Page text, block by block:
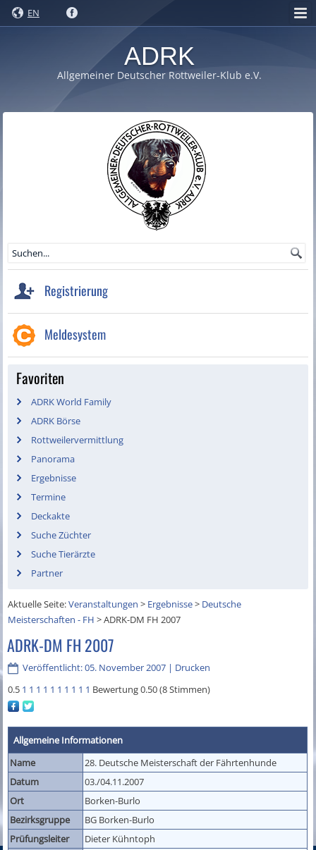
EN
ADRK
Allgemeiner Deutscher Rottweiler-Klub e.V.
Registrierung
Meldesystem
Favoriten
ADRK World Family
ADRK Börse
Rottweilervermittlung
Panorama
Ergebnisse
Termine
Deckakte
Suche Züchter
Suche Tierärzte
Partner
Aktuelle Seite:Veranstaltungen > Ergebnisse> Deutsche
Meisterschaften - FH >ADRK-DM FH 2007
ADRK-DM FH 2007
Veröffentlicht: 05. November 2007 | Drucken
0.5 1 1 1 1 1 1 1 1 1 1 Bewertung 0.50 (8 Stimmen)
Allgemeine Informationen
Name
28. Deutsche Meisterschaft der Fährtenhunde
Datum
03./04.11.2007
Ort
Borken-Burlo
Bezirksgruppe
BG Borken-Burlo
Prüfungsleiter
Dieter Kühntoph